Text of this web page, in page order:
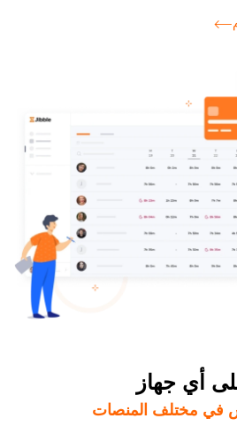
أي جهاز
في مختلف المنصات